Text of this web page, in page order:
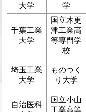
大学
学
千葉工業
大学
国立木更
津工業高
等専門学
校
埼玉工業
大学
ものつく
り大学
自治医科
国立小山
工業高等